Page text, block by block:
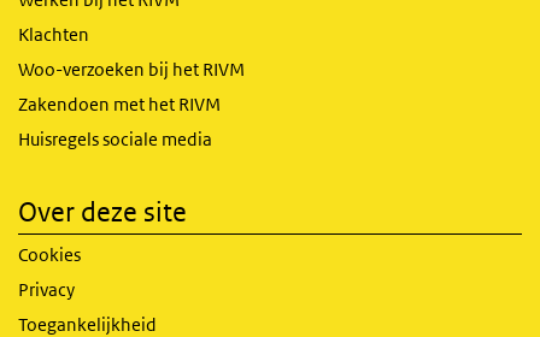
Klachten
Woo-verzoeken bij het RIVM
Zakendoen met het RIVM
Huisregels sociale media
Over deze site
Cookies
Privacy
Toegankelijkheid